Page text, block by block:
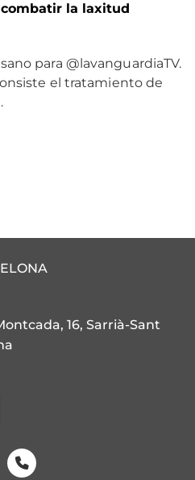
la laxitud
para @lavanguardiaTV.
el tratamiento de
16, Sarrià-Sant